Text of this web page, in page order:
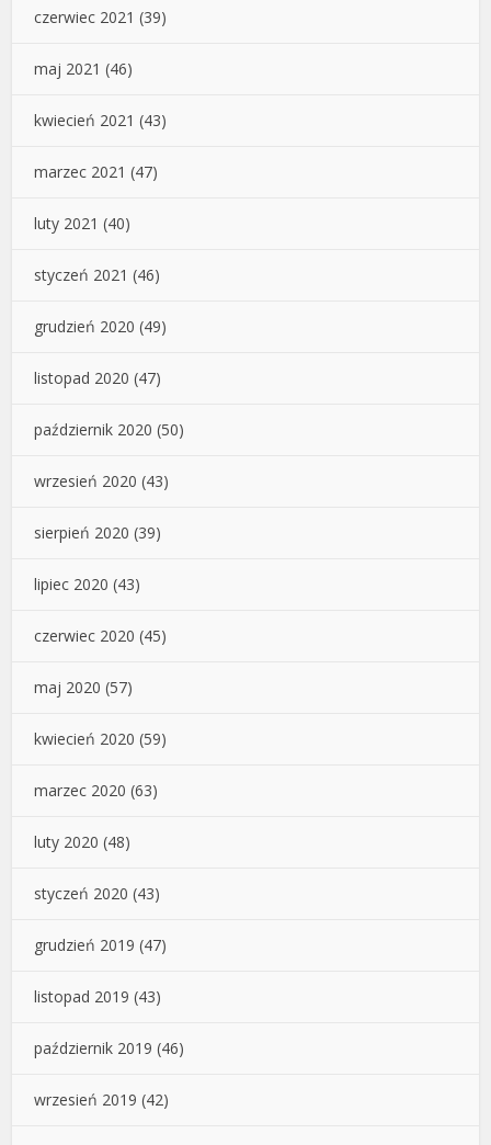
czerwiec 2021 (39)
maj 2021 (46)
kwiecień 2021 (43)
marzec 2021 (47)
luty 2021 (40)
styczeń 2021 (46)
grudzień 2020 (49)
listopad 2020 (47)
październik 2020 (50)
wrzesień 2020 (43)
sierpień 2020 (39)
lipiec 2020 (43)
czerwiec 2020 (45)
maj 2020 (57)
kwiecień 2020 (59)
marzec 2020 (63)
luty 2020 (48)
styczeń 2020 (43)
grudzień 2019 (47)
listopad 2019 (43)
październik 2019 (46)
wrzesień 2019 (42)